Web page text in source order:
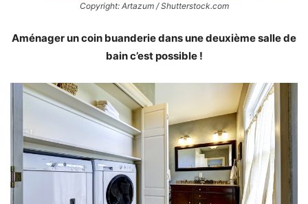
Copyright: Artazum / Shutterstock.com
Aménager un coin buanderie dans une deuxième salle de
bain c’est possible !